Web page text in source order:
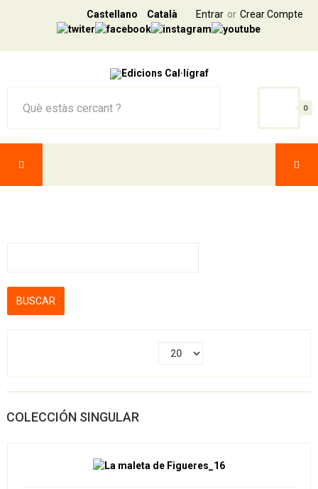
Entrar Crear Compte
Castellano Català
0
COLECCIÓN SINGULAR